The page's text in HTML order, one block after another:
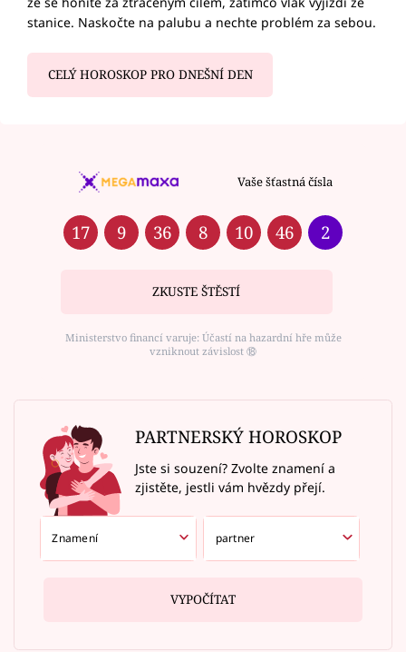
stanice. Naskočte na palubu a nechte problém za sebou.
CELÝ HOROSKOP PRO DNEŠNÍ DEN
Vaše šťastná čísla
17 9 36 8 10 46 2
ZKUSTE ŠTĚSTÍ
Ministerstvo financí varuje: Účastí na hazardní hře může
vzniknout závislost ⑱
PARTNERSKÝ HOROSKOP
Jste si souzení? Zvolte znamení a
zjistěte, jestli vám hvězdy přejí.
VYPOČÍTAT